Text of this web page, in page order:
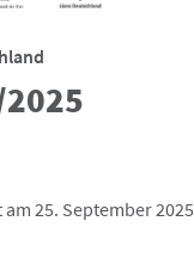
2025
25. September 2025